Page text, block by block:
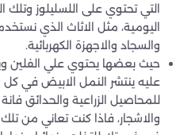
التي تحتوي على اللسليلوز وتلك
اليومية، مثل الاثاث الذي
والسجاد والاجهزة الكهربائية.
حيث بعضها يحتوي علي الفلين
عليه ينتشر النمل الابيض في كل
للمحاصيل الزراعية والحدائق
والاشجار، فاذا كنت تعاني من